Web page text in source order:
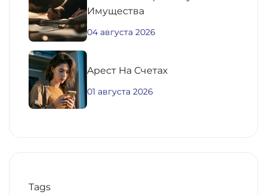
Имущества
04 августа 2026
Aрест На Счетах
01 августа 2026
Tags